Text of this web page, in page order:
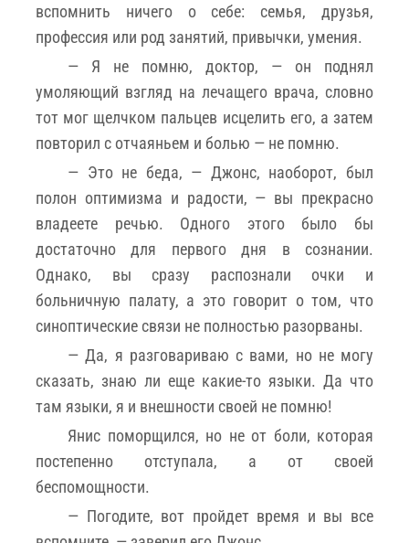
вспомнить ничего о себе: семья, друзья,
профессия или род занятий, привычки, умения.
— Я не помню, доктор, — он поднял
умоляющий взгляд на лечащего врача, словно
тот мог щелчком пальцев исцелить его, а затем
повторил с отчаяньем и болью — не помню.
— Это не беда, — Джонс, наоборот, был
полон оптимизма и радости, — вы прекрасно
владеете речью. Одного этого было бы
достаточно для первого дня в сознании.
Однако, вы сразу распознали очки и
больничную палату, а это говорит о том, что
синоптические связи не полностью разорваны.
— Да, я разговариваю с вами, но не могу
сказать, знаю ли еще какие-то языки. Да что
там языки, я и внешности своей не помню!
Янис поморщился, но не от боли, которая
постепенно отступала, а от своей
беспомощности.
— Погодите, вот пройдет время и вы все